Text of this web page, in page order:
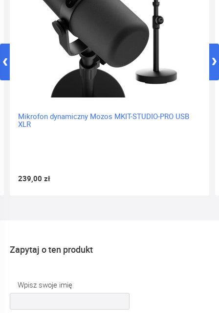
Mikrofon dynamiczny Mozos MKIT-STUDIO-PRO USB
XLR
239,00 zł
Zapytaj o ten produkt
Wpisz swoje imię